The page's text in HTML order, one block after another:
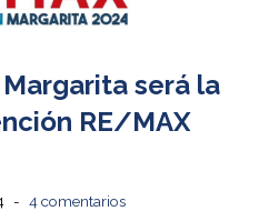
será la
RE/MAX
4 comentarios